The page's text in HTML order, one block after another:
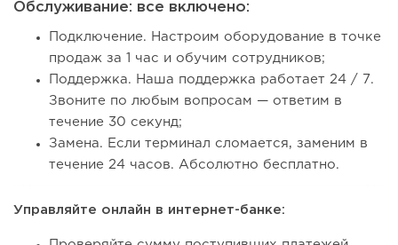
Обслуживание: все включено:
Подключение. Настроим оборудование в точке
продаж за 1 час и обучим сотрудников;
Поддержка. Наша поддержка работает 24 / 7.
Звоните по любым вопросам — ответим в
течение 30 секунд;
Замена. Если терминал сломается, заменим в
течение 24 часов. Абсолютно бесплатно.
Управляйте онлайн в интернет-банке: